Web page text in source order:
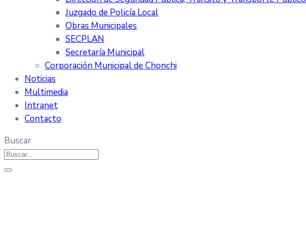
Juzgado de Policía Local
Obras Municipales
SECPLAN
Secretaría Municipal
Corporación Municipal de Chonchi
Noticias
Multimedia
Intranet
Contacto
Buscar